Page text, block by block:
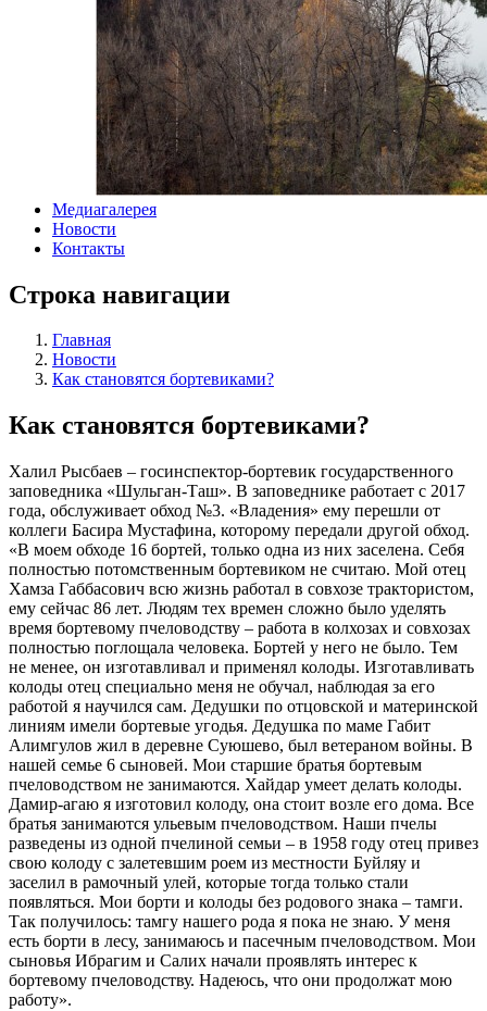
Медиагалерея
Новости
Контакты
Строка навигации
Главная
Новости
Как становятся бортевиками?
Как становятся бортевиками?
Халил Рысбаев – госинспектор-бортевик государственного
заповедника «Шульган-Таш». В заповеднике работает с 2017
года, обслуживает обход №3. «Владения» ему перешли от
коллеги Басира Мустафина, которому передали другой обход.
«В моем обходе 16 бортей, только одна из них заселена. Себя
полностью потомственным бортевиком не считаю. Мой отец
Хамза Габбасович всю жизнь работал в совхозе трактористом,
ему сейчас 86 лет. Людям тех времен сложно было уделять
время бортевому пчеловодству – работа в колхозах и совхозах
полностью поглощала человека. Бортей у него не было. Тем
не менее, он изготавливал и применял колоды. Изготавливать
колоды отец специально меня не обучал, наблюдая за его
работой я научился сам. Дедушки по отцовской и материнской
линиям имели бортевые угодья. Дедушка по маме Габит
Алимгулов жил в деревне Суюшево, был ветераном войны. В
нашей семье 6 сыновей. Мои старшие братья бортевым
пчеловодством не занимаются. Хайдар умеет делать колоды.
Дамир-агаю я изготовил колоду, она стоит возле его дома. Все
братья занимаются ульевым пчеловодством. Наши пчелы
разведены из одной пчелиной семьи – в 1958 году отец привез
свою колоду с залетевшим роем из местности Буйляу и
заселил в рамочный улей, которые тогда только стали
появляться. Мои борти и колоды без родового знака – тамги.
Так получилось: тамгу нашего рода я пока не знаю. У меня
есть борти в лесу, занимаюсь и пасечным пчеловодством. Мои
сыновья Ибрагим и Салих начали проявлять интерес к
бортевому пчеловодству. Надеюсь, что они продолжат мою
работу».